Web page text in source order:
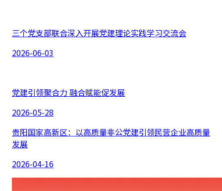
三个党支部联合深入开展党建理论实践学习交流会
2026-06-03
党建引领聚合力 融合赋能促发展
2026-05-28
贵阳国家高新区：以高质量非公党建引领民营企业高质量
发展
2026-04-16